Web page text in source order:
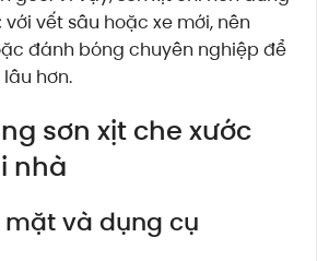
vết sâu hoặc xe mới, nên
đánh bóng chuyên nghiệp để
hơn.
sơn xịt che xước
nhà
và dụng cụ